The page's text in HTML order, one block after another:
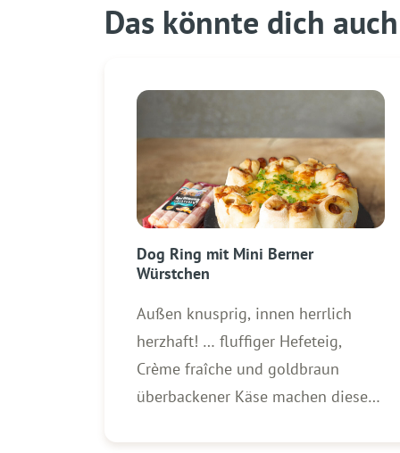
Das könnte dich
Dog Ring mit Mini Berner
Würstchen
Außen knusprig, innen herrlich
herzhaft! … fluffiger Hefeteig,
Crème fraîche und goldbraun
überbackener Käse machen diesen